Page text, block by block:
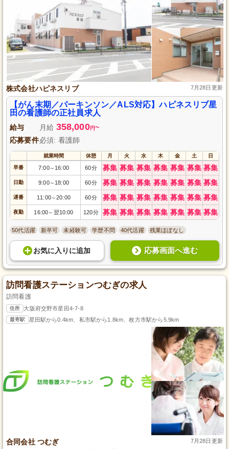
株式会社ハピネスリブ 7月28日更新
【がん末期／パーキンソン／ALS対応】ハピネスリブ星
田の看護師の正社員求人
給与 月給 358,000円~
応募要件必須: 看護師
就業時間 休憩 月 火 水 木 金 土 日
早番 7:00～ 16:00 60分 募集 募集 募集 募集 募集 募集 募集
日勤 9:00～ 18:00 60分 募集 募集 募集 募集 募集 募集 募集
遅番 11:00～20:00 60分 募集 募集 募集 募集 募集 募集 募集
夜勤 16:00～ 翌10:00 120分 募集 募集 募集 募集 募集 募集 募集
50代活躍 新卒可 未経験可 学歴不問 40代活躍 残業ほぼなし
お気に入り に追加 応募画面へ進む
訪問看護ステーションつむぎの求人
訪問看護
住所 大阪府交野市星田4-7-8
最寄駅 星田駅から0.4km、私市駅から1.8km、枚方市駅から5.9km
合同会社 つむぎ 7月28日更新